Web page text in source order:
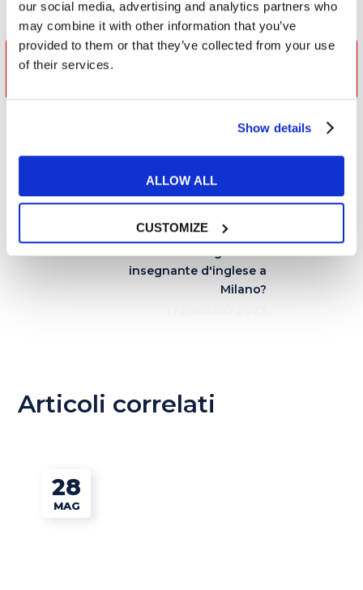
our social media, advertising and analytics partners who
may combine it with other information that you’ve
provided to them or that they’ve collected from your use
of their services.
Show details
ALLOW ALL
CUSTOMIZE
Prova il test di inglese per scoprire il
I 3 modi per dire "da solo" in
inglese
Come scegliere un
insegnante d'inglese a
Milano?
Articoli correlati
28
MAG